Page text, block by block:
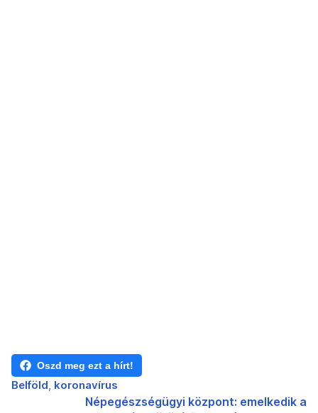
Oszd meg ezt a hírt!
Belföld koronavírus
Népegészségügyi központ: emelkedik a